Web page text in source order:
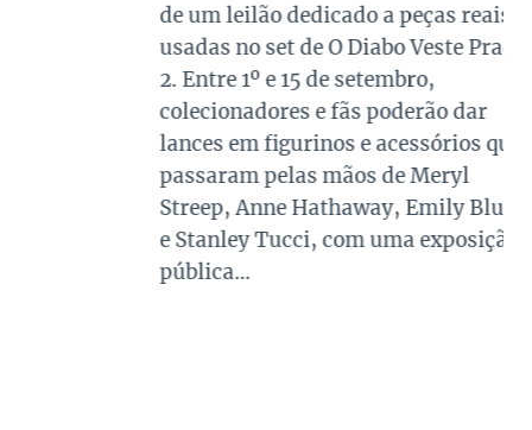
de um leilão dedicado a peças reais
usadas no set de O Diabo Veste Prada
2. Entre 1º e 15 de setembro,
colecionadores e fãs poderão dar
lances em figurinos e acessórios que
passaram pelas mãos de Meryl
Streep, Anne Hathaway, Emily Blunt
e Stanley Tucci, com uma exposição
pública…